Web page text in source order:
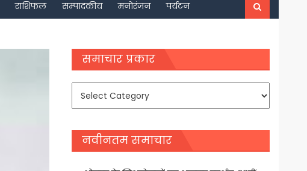
राशिफल सम्पादकीय मनोरंजन पर्यटन
समाचार प्रकार
समाचार
नवीनतम समाचार